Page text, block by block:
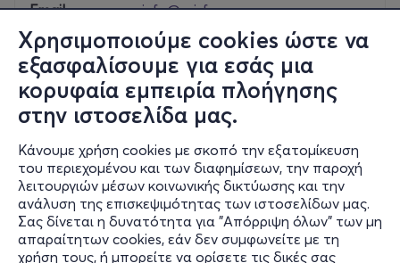
Χρησιμοποιούμε cookies ώστε να
εξασφαλίσουμε για εσάς μια
κορυφαία εμπειρία πλοήγησης
στην ιστοσελίδα μας.
Κάνουμε χρήση cookies με σκοπό την εξατομίκευση
του περιεχομένου και των διαφημίσεων, την παροχή
λειτουργιών μέσων κοινωνικής δικτύωσης και την
ανάλυση της επισκεψιμότητας των ιστοσελίδων μας.
Σας δίνεται η δυνατότητα για "Απόρριψη όλων" των μη
απαραίτητων cookies, εάν δεν συμφωνείτε με τη
χρήση τους, ή μπορείτε να ορίσετε τις δικές σας
Email
info@arisfc.com.gr
Season Tickets
2026-2027
ΠΑΕ ΑΡΗΣ ΕΙΣΙΤΗΡΙΑ ΔΙΑΡΚΕΙΑΣ 2026 - 2027
Αλ. Παπαναστασίου
Γήπεδο Χαριλάου "Κλεάνθης Βικελίδης" - Θεσσαλονίκη